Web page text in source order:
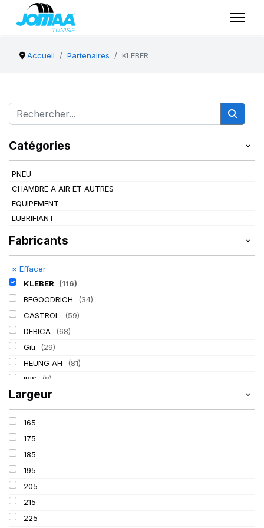
Accueil Partenaires KLEBER
Catégories
PNEU
CHAMBRE A AIR ET AUTRES
EQUIPEMENT
LUBRIFIANT
Fabricants
× Effacer
KLEBER
(116)
BFGOODRICH
(34)
CASTROL
(59)
DEBICA
(68)
Giti
(29)
HEUNG AH
(81)
IRIS
(8)
ITALMATIC
LASSA (174)
LING LONG
MICHELIN
MITAS
Mondolfo ferro
PIRELLI
PROMETEON
SCHRADER
Largeur
165
175
185
195
205
215
225